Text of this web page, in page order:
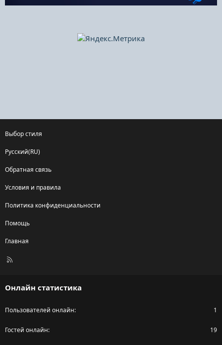
Выбор стиля
Русский(RU)
Обратная связь
Условия и правила
Политика конфиденциальности
Помощь
Главная
R
Онлайн статистика
Пользователей онлайн 1
Гостей онлайн 19